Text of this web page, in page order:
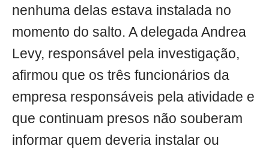
nenhuma delas estava instalada no
momento do salto. A delegada Andrea
Levy, responsável pela investigação,
afirmou que os três funcionários da
empresa responsáveis pela atividade e
que continuam presos não souberam
informar quem deveria instalar ou